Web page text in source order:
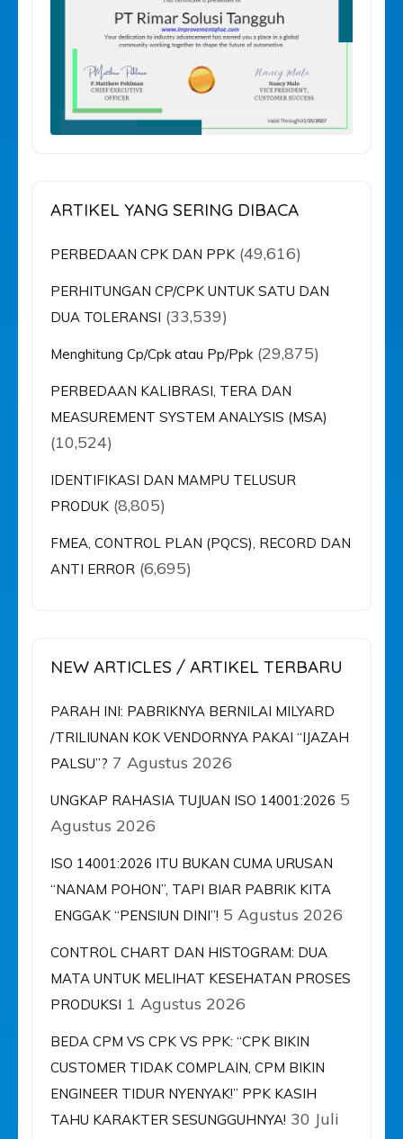
ARTIKEL YANG SERING DIBACA
PERBEDAAN CPK DAN PPK (49,616)
PERHITUNGAN CP/CPK UNTUK SATU DAN
DUA TOLERANSI (33,539)
Menghitung Cp/Cpk atau Pp/Ppk (29,875)
PERBEDAAN KALIBRASI, TERA DAN
MEASUREMENT SYSTEM ANALYSIS (MSA)
(10,524)
IDENTIFIKASI DAN MAMPU TELUSUR
PRODUK (8,805)
FMEA, CONTROL PLAN (PQCS), RECORD DAN
ANTI ERROR (6,695)
NEW ARTICLES / ARTIKEL TERBARU
PARAH INI: PABRIKNYA BERNILAI MILYARD
/TRILIUNAN KOK VENDORNYA PAKAI “IJAZAH
PALSU”? 7 Agustus 2026
UNGKAP RAHASIA TUJUAN ISO 14001:2026 5
Agustus 2026
ISO 14001:2026 ITU BUKAN CUMA URUSAN
“NANAM POHON”, TAPI BIAR PABRIK KITA
ENGGAK “PENSIUN DINI”! 5 Agustus 2026
CONTROL CHART DAN HISTOGRAM: DUA
MATA UNTUK MELIHAT KESEHATAN PROSES
PRODUKSI 1 Agustus 2026
BEDA CPM VS CPK VS PPK: “CPK BIKIN
CUSTOMER TIDAK COMPLAIN, CPM BIKIN
ENGINEER TIDUR NYENYAK!” PPK KASIH
TAHU KARAKTER SESUNGGUHNYA! 30 Juli